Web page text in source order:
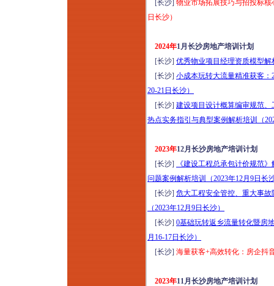
[长沙] 物业市场拓展技巧与招投标
日长沙）
2024年1月长沙房地产培训计划
[长沙] 优秀物业项目经理资质模型解
[长沙] 小成本玩转大流量精准获客
20-21日长沙）
[长沙] 建设项目设计概算编审规范
热点实务指引与典型案例解析培训（
2023年12月长沙房地产培训计划
[长沙]
《建设工程总承包计价规范
问题案例解析培训（2023年12月9日长
[长沙] 危大工程安全管控、重大事
（2023年12月9日长沙）
[长沙] 0基础玩转返乡流量转化暨房
月16-17日长沙）
[长沙] 海量获客+高效转化：房企抖
2023年11月长沙房地产培训计划